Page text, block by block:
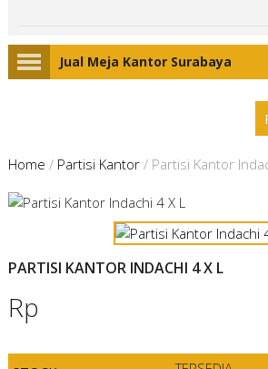
Jual Meja Kantor Surabaya
Home / Partisi Kantor/ Partisi Kantor
PARTISI KANTOR INDACHI 4 X L
Rp